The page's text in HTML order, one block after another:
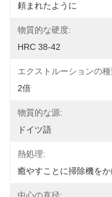
頼まれたように
物質的な硬度:
HRC 38-42
エクストルーションの種
2倍
物質的な源:
ドイツ語
熱処理:
癒やすことに掃除機を